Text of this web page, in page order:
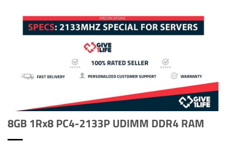
8GB 1Rx8 PC4-2133P UDIMM DDR4 RAM